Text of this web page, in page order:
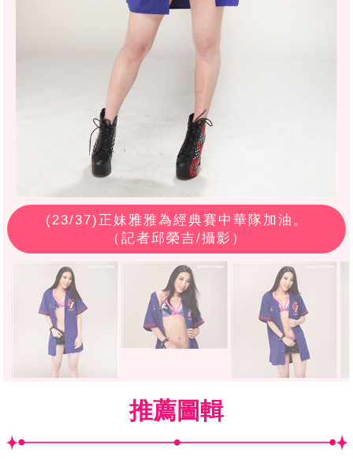
(23/37)正妹雅雅為經典賽中華隊加油。
（記者邱榮吉/攝影）
推薦圖輯